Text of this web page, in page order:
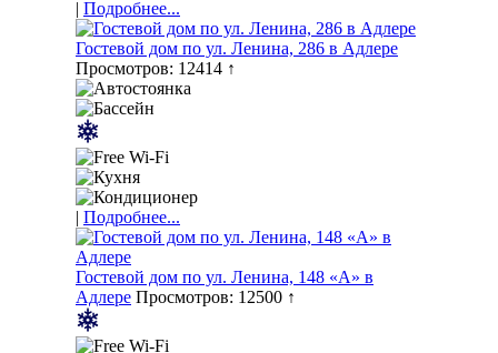
| Подробнее...
Гостевой дом по ул. Ленина, 286 в Адлере
Просмотров: 12414 ↑
| Подробнее...
Гостевой дом по ул. Ленина, 148 «А» в
Адлере Просмотров: 12500 ↑